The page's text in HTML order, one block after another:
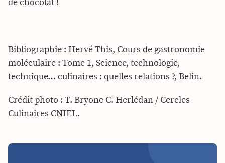
de chocolat !
Bibliographie : Hervé This, Cours de gastronomie
moléculaire : Tome 1, Science, technologie,
technique… culinaires : quelles relations ?, Belin.
Crédit photo : T. Bryone C. Herlédan / Cercles
Culinaires CNIEL.